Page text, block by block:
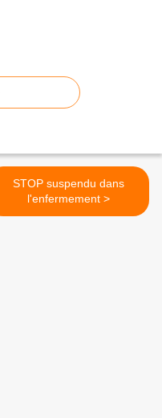
STOP suspendu dans
l'enfermement >